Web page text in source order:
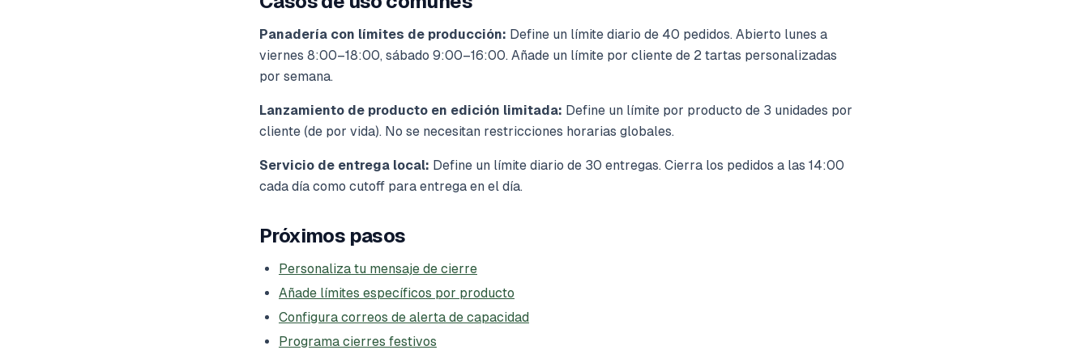
Panadería con límites de producción: Define un límite diario de 40 pedidos. Abierto lunes a
viernes 8:00–18:00, sábado 9:00–16:00. Añade un límite por cliente de 2 tartas personalizadas
por semana.
Lanzamiento de producto en edición limitada: Define un límite por producto de 3 unidades por
cliente (de por vida). No se necesitan restricciones horarias globales.
Servicio de entrega local: Define un límite diario de 30 entregas. Cierra los pedidos a las 14:00
cada día como cutoff para entrega en el día.
Próximos pasos
Personaliza tu mensaje de cierre
Añade límites específicos por producto
Configura correos de alerta de capacidad
Programa cierres festivos